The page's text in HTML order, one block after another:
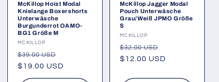
McKillop Hoist Modal
Knielange Boxershorts
Unterwäsche
Burgunderrot OAMO-
BG1 Größe M
Anbieter:
MCKILLOP
Normaler
Preis
$39.00 USD
$19.00 USD
McKillop Jagger Modal
Pouch Unterwäsche
Grau/Weiß JPMO Größe
S
Anbieter:
MCKILLOP
Normaler
Preis
$32.00 USD
$12.00 USD